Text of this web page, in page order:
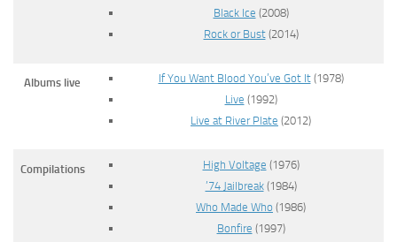
Black Ice (2008)
Rock or Bust(2014)
Albums live If You Want Blood You’ve Got It(1978)
Live (1992)
Live at River Plate (2012)
Compilations High Voltage (1976)
’74 Jailbreak(1984)
Who Made Who (1986)
Bonfire (1997)